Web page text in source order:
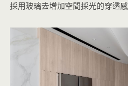
採用玻璃去增加空間採光的穿透感